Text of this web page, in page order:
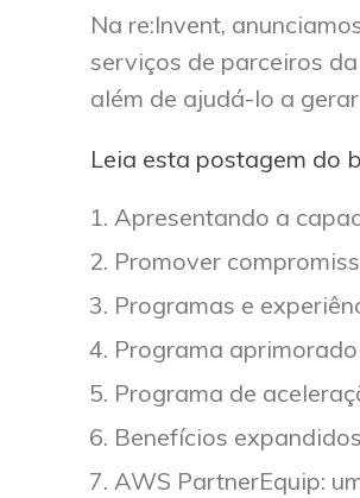
Na re:Invent,
serviços de parceiros
além de ajudá-lo a
Leia esta postagem do
Apresentando a
Promover
Programas e
Programa
Programa de
Benefícios
AWS PartnerEquip: